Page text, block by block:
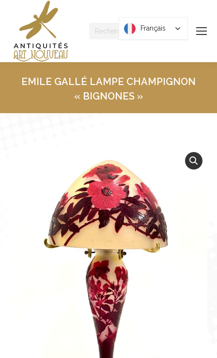
Recherche
EMILE GALLÉ LAMPE CHAMPIGNON
« BIGNONES »
Français
Français